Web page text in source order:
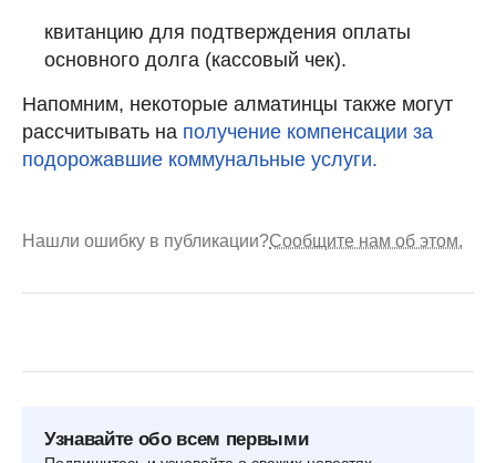
квитанцию для подтвер­ждения оплаты
основного долга (кассовый чек).
Напомним, некоторые алматинцы также могут
рассчитывать на получение компенсации за
подорожавшие коммунальные услуги.
Нашли ошибку в публикации?Сообщите нам об этом.
Узнавайте обо всем первыми